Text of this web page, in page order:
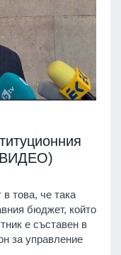
това, че така
бюджет, който
е съставен в
за управление